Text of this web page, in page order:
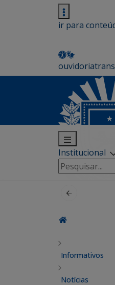
ir para
ouvidoria
Institucional
Pesquisar
por:
Informativos
Notícias